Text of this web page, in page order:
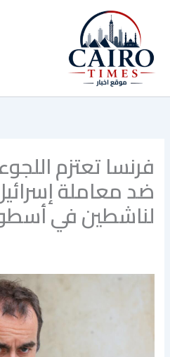
المحتوى
فرنسا تعتزم
ضد معاملة
لناشطين في